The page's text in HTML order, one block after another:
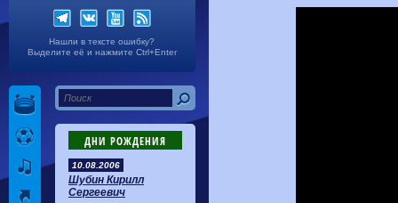
Нашли в тексте ошибку?
Выделите её и нажмите Ctrl+Enter
ДНИ РОЖДЕНИЯ
10.08.2006
Шубин Кирилл
Сергеевич